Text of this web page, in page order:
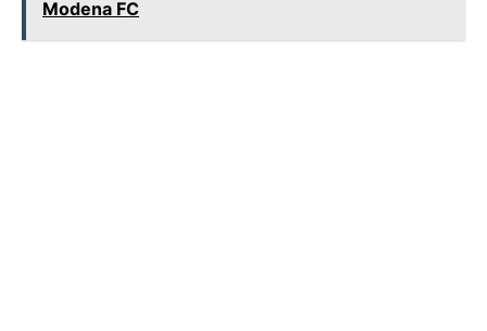
Modena FC